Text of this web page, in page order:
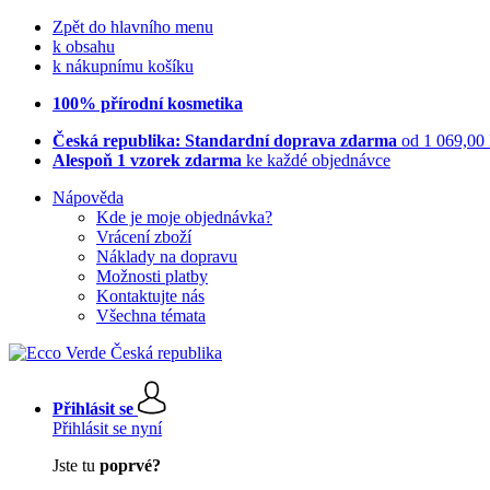
Zpět do hlavního menu
k obsahu
k nákupnímu košíku
100% přírodní kosmetika
Česká republika: Standardní doprava zdarma od 1 069,00
Alespoň 1 vzorek zdarma ke každé objednávce
Nápověda
Kde je moje objednávka?
Vrácení zboží
Náklady na dopravu
Možnosti platby
Kontaktujte nás
Všechna témata
Přihlásit se
Přihlásit se nyní
Jste tu poprvé?